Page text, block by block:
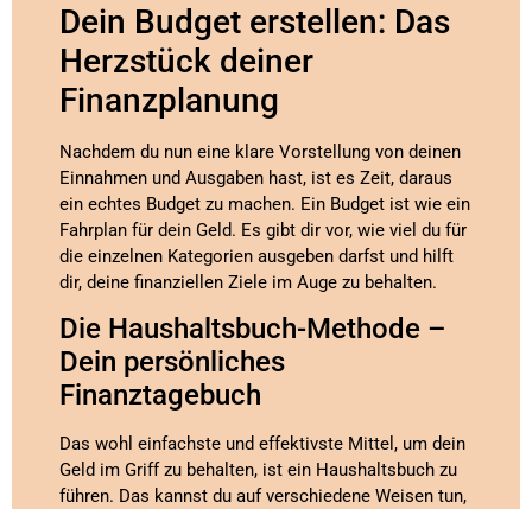
Dein Budget erstellen: Das
Herzstück deiner
Finanzplanung
Nachdem du nun eine klare Vorstellung von deinen
Einnahmen und Ausgaben hast, ist es Zeit, daraus
ein echtes Budget zu machen. Ein Budget ist wie ein
Fahrplan für dein Geld. Es gibt dir vor, wie viel du für
die einzelnen Kategorien ausgeben darfst und hilft
dir, deine finanziellen Ziele im Auge zu behalten.
Die Haushaltsbuch-Methode –
Dein persönliches
Finanztagebuch
Das wohl einfachste und effektivste Mittel, um dein
Geld im Griff zu behalten, ist ein Haushaltsbuch zu
führen. Das kannst du auf verschiedene Weisen tun,